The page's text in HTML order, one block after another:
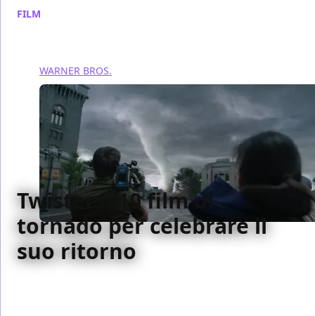
FILM
WARNER BROS.
Twisters, 10 film di
tornado per celebrare il
suo ritorno